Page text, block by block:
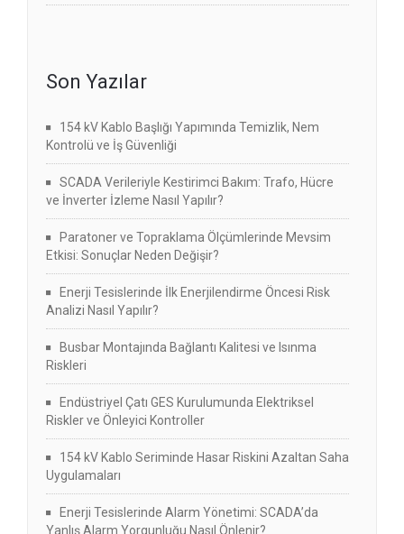
Son Yazılar
154 kV Kablo Başlığı Yapımında Temizlik, Nem
Kontrolü ve İş Güvenliği
SCADA Verileriyle Kestirimci Bakım: Trafo, Hücre
ve İnverter İzleme Nasıl Yapılır?
Paratoner ve Topraklama Ölçümlerinde Mevsim
Etkisi: Sonuçlar Neden Değişir?
Enerji Tesislerinde İlk Enerjilendirme Öncesi Risk
Analizi Nasıl Yapılır?
Busbar Montajında Bağlantı Kalitesi ve Isınma
Riskleri
Endüstriyel Çatı GES Kurulumunda Elektriksel
Riskler ve Önleyici Kontroller
154 kV Kablo Seriminde Hasar Riskini Azaltan Saha
Uygulamaları
Enerji Tesislerinde Alarm Yönetimi: SCADA’da
Yanlış Alarm Yorgunluğu Nasıl Önlenir?